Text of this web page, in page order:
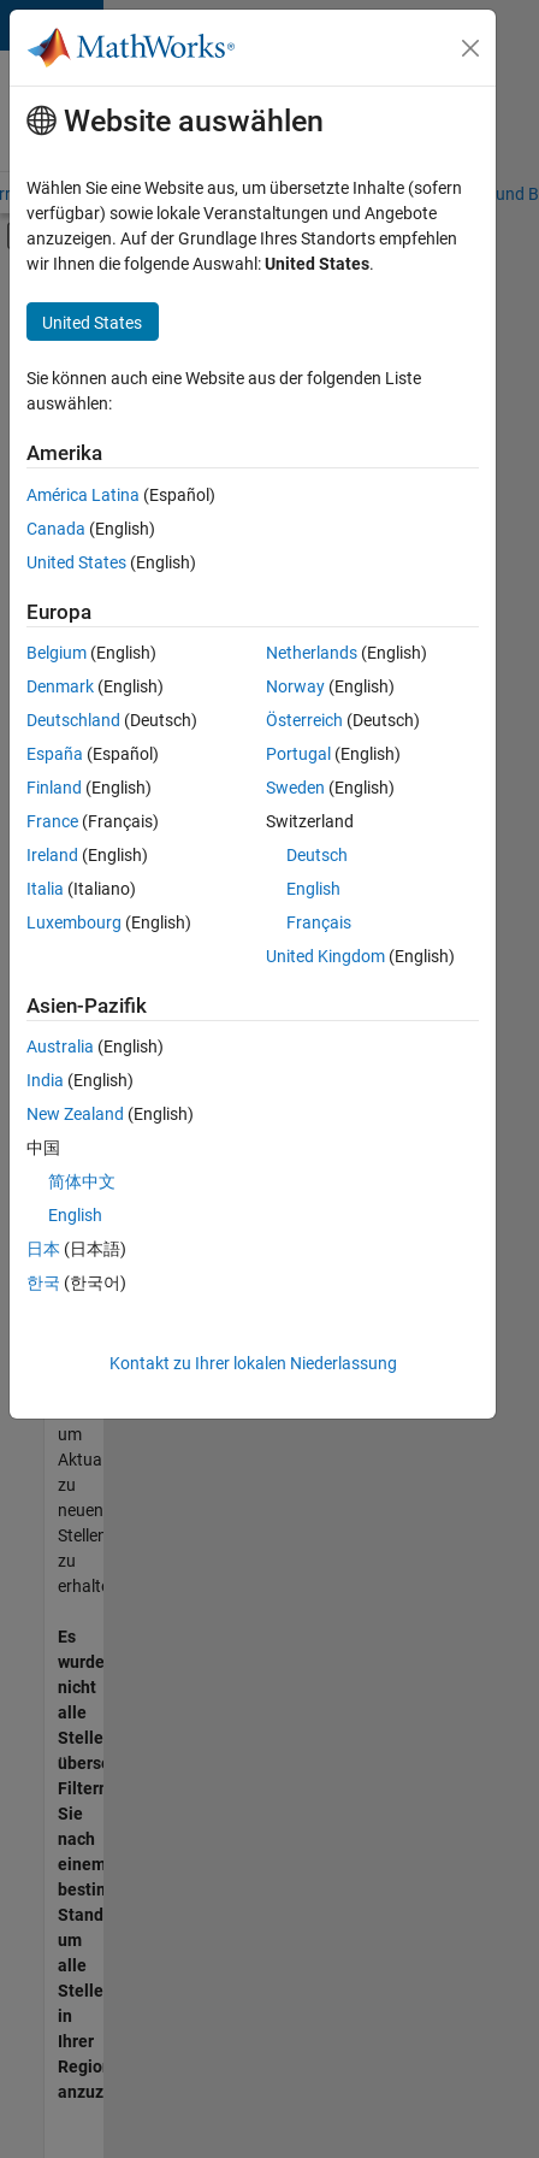
Weiter zum Inhalt
Karriere
bei
MathWorks
– Übersicht Stellensuche Niederlassungen Studierende und
Umschaltung für Off-Canvas-
Hauptinhalt
Commercial Sales
Education Sales
Sales Operations
Marketing Services
Finance and Operations
Human Resources
Legal
Büro- und Verwaltungsdienste
+7
Derzeit
es
keine
offenen
Stellen,
Ihren
Suchkriterien
entsprechen.
können
die
Suchkriterien
weiter
fassen
oder
alle
Stellenangebote
anzeigen .
noch
keine
offenen
Stellen
können,
die
Ihren
entsprechen,
werden
unseres
um
Aktualisierungen
zu
neuen
Stellenangeboten
zu
erhalten.
Es
wurden
nicht
alle
Stellen
übersetzt.
Filtern
Sie
nach
einem
bestimmten
Standort,
um
alle
Stellenangebote
in
Ihrer
Region
anzuzeigen.
Website auswählen
Wählen Sie eine Website aus, um übersetzte Inhalte (sofern
verfügbar) sowie lokale Veranstaltungen und Angebote
anzuzeigen. Auf der Grundlage Ihres Standorts empfehlen
wir Ihnen die folgende Auswahl:United States.
United States
Sie können auch eine Website aus der folgenden Liste
auswählen:
Amerika
América Latina (Español)
Canada (English)
United States (English)
Europa
Belgium (English)
Denmark (English)
Deutschland (Deutsch)
España (Español)
Finland (English)
France (Français)
Ireland (English)
Italia (Italiano)
Luxembourg (English)
Netherlands(English)
Norway(English)
Österreich (Deutsch)
Portugal (English)
Sweden (English)
Switzerland
Deutsch
English
Français
United Kingdom(English)
Asien-Pazifik
Australia (English)
India (English)
New Zealand (English)
中国
简体中文
English
日本 (日本語)
한국 (한국어)
Kontakt zu Ihrer lokalen Niederlassung